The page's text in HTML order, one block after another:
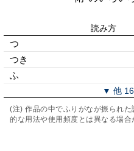
読み方
つ
つき
ふ
▼ 他
(注) 作品の中でふりがなが振られ
的な用法や使用頻度とは異なる場合